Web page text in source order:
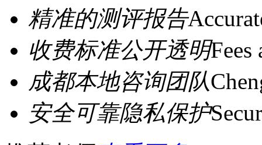
精准的测评报告
收费标准公开透明Fees
成都本地咨询团队
安全可靠隐私保护